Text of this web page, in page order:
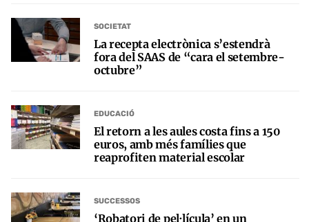
SOCIETAT
La recepta electrònica s’estendrà
fora del SAAS de “cara el setembre-
octubre”
EDUCACIÓ
El retorn a les aules costa fins a 150
euros, amb més famílies que
reaprofiten material escolar
SUCCESSOS
‘Robatori de pel·lícula’ en un